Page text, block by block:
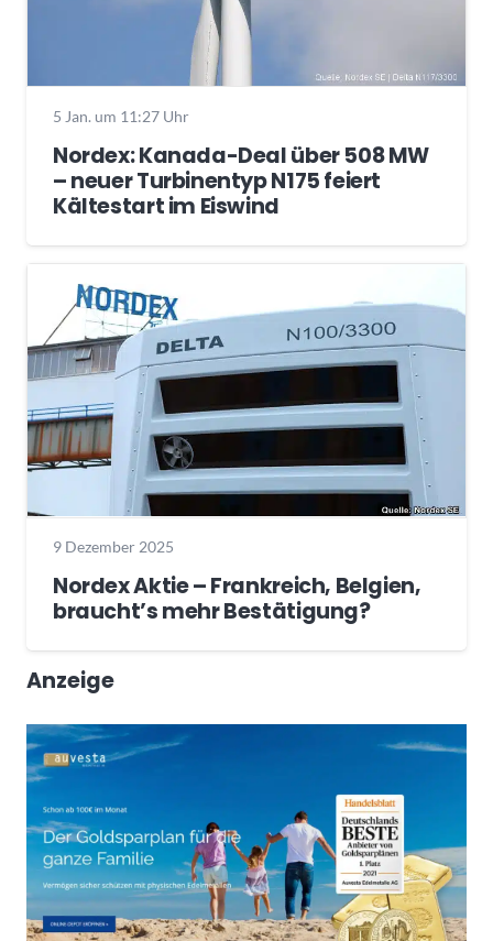
5 Jan. um 11:27 Uhr
Nordex: Kanada-Deal über 508 MW
– neuer Turbinentyp N175 feiert
Kältestart im Eiswind
9 Dezember 2025
Nordex Aktie – Frankreich, Belgien,
braucht’s mehr Bestätigung?
Anzeige